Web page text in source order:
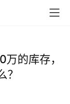
的库存，